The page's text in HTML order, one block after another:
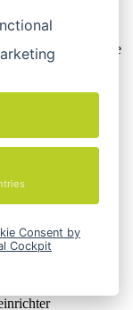
die in der
der
Maßgeblich sind die
Consent by
Cockpit